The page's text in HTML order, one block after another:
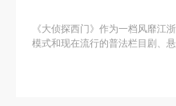
《大侦探西门》作为一档风靡江
模式和现在流行的普法栏目剧、